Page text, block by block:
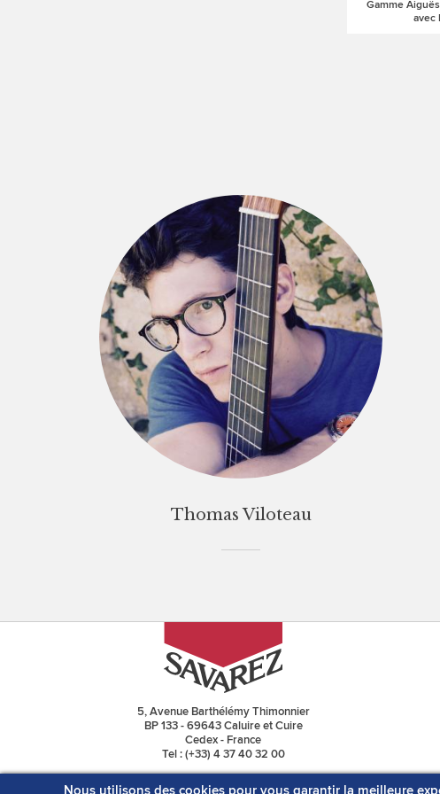
Gamme
avec
Thomas Viloteau
5, Avenue Barthélémy Thimonnier
BP 133 - 69643 Caluire et Cuire
Cedex - France
Tel : (+33) 4 37 40 32 00
NOUS CONTACTER
Nous utilisons des cookies pour vous garantir la meilleure